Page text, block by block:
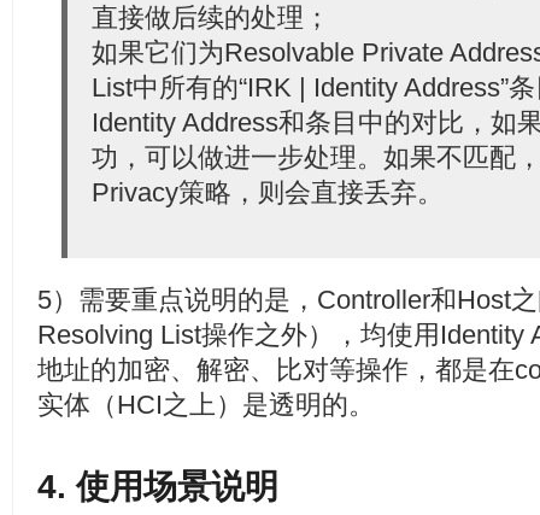
直接做后续的处理；
如果它们为Resolvable Private
List中所有的“IRK | Identity Address”
Identity Address和条目中的对比，如
功，可以做进一步处理。如果不匹配
Privacy策略，则会直接丢弃。
5）需要重点说明的是，Controller和Host
Resolving List操作之外），均使用Identity
地址的加密、解密、比对等操作，都是在
实体（HCI之上）是透明的。
4. 使用场景说明